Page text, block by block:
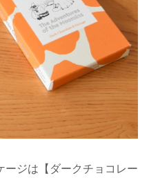
ージは【ダークチョコレー